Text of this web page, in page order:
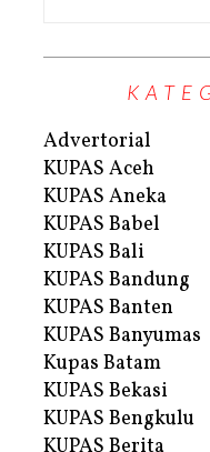
Advertorial
KUPAS Aceh
KUPAS Aneka
KUPAS Babel
KUPAS Bali
KUPAS Bandung
KUPAS Banten
KUPAS Banyumas
Kupas Batam
KUPAS Bekasi
KUPAS Bengkulu